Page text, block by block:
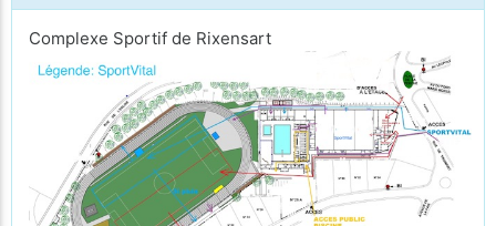
Complexe Sportif de Rixensart